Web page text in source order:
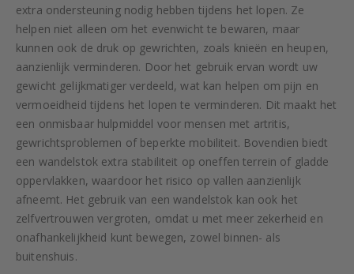
extra ondersteuning nodig hebben tijdens het lopen. Ze
helpen niet alleen om het evenwicht te bewaren, maar
kunnen ook de druk op gewrichten, zoals knieën en heupen,
aanzienlijk verminderen. Door het gebruik ervan wordt uw
gewicht gelijkmatiger verdeeld, wat kan helpen om pijn en
vermoeidheid tijdens het lopen te verminderen. Dit maakt het
een onmisbaar hulpmiddel voor mensen met artritis,
gewrichtsproblemen of beperkte mobiliteit. Bovendien biedt
een wandelstok extra stabiliteit op oneffen terrein of gladde
oppervlakken, waardoor het risico op vallen aanzienlijk
afneemt. Het gebruik van een wandelstok kan ook het
zelfvertrouwen vergroten, omdat u met meer zekerheid en
onafhankelijkheid kunt bewegen, zowel binnen- als
buitenshuis.